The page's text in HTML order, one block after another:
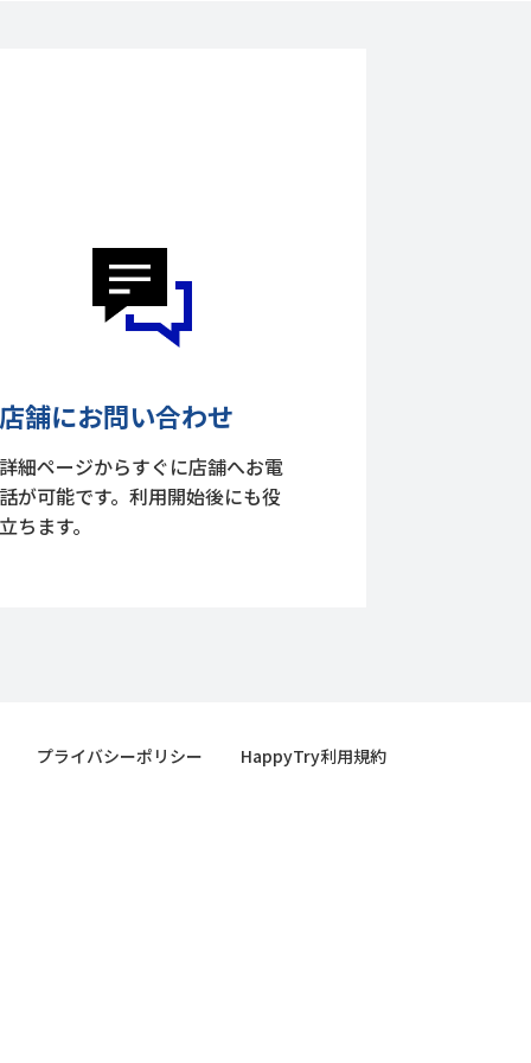
舗にお問い合わせ
細ページからすぐに店舗へお電
が可能です。利用開始後にも役
ちます。
プライバシーポリシー HappyTry利用規約